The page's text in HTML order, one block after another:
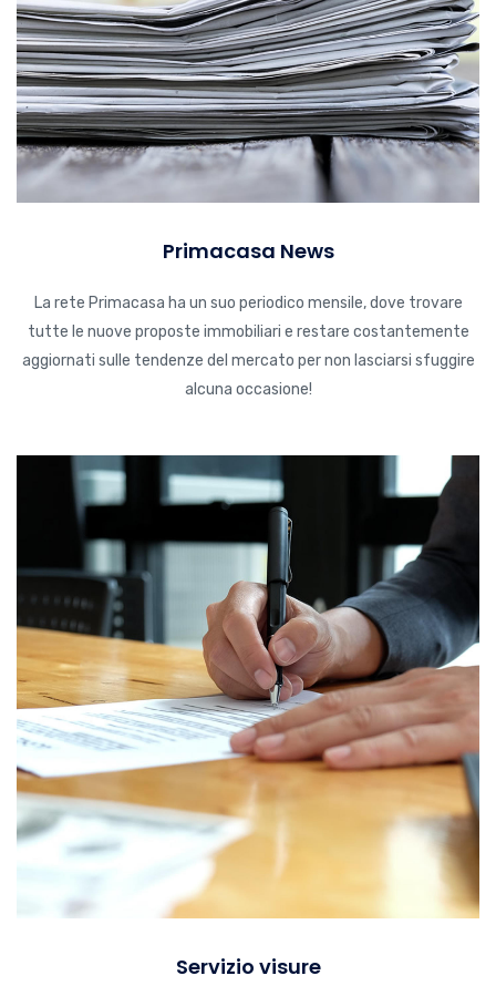
Primacasa News
La rete Primacasa ha un suo periodico mensile, dove trovare
tutte le nuove proposte immobiliari e restare costantemente
aggiornati sulle tendenze del mercato per non lasciarsi sfuggire
alcuna occasione!
Servizio visure